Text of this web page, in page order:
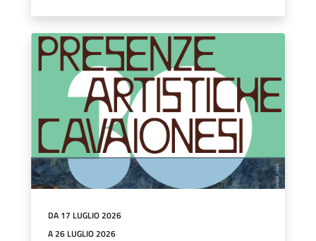
DA 17 LUGLIO 2026
A 26 LUGLIO 2026